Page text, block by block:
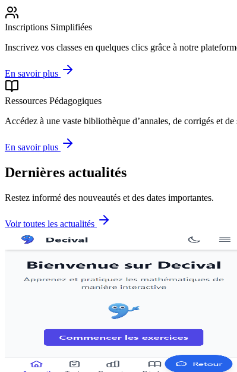
Inscriptions Simplifiées
Inscrivez vos classes en quelques clics grâce à notre
En savoir plus
Ressources Pédagogiques
Accédez à une vaste bibliothèque d’annales, de corrigés et
En savoir plus
Dernières actualités
Restez informé des nouveautés et des dates importantes.
Voir toutes les actualités